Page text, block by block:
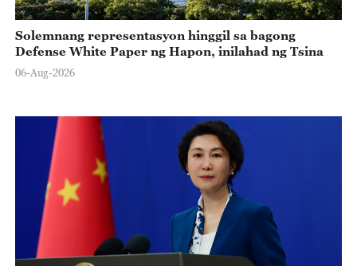
Solemnang representasyon hinggil sa bagong
Defense White Paper ng Hapon, inilahad ng Tsina
06-Aug-2026